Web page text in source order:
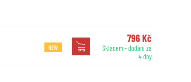
NEW
796 Kč
Skladem - dodání za
4 dny